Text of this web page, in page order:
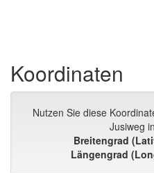
Koordinaten
Nutzen Sie diese
Jusiweg
Breitengrad
Längengrad